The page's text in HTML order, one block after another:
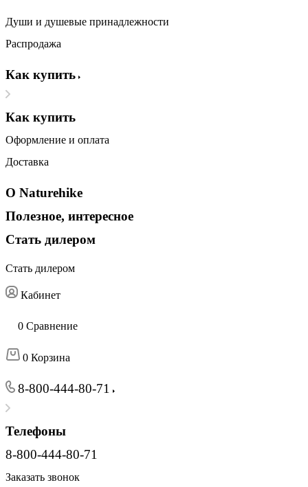
Души и душевые принадлежности
Распродажа
Как купить
Как купить
Оформление и оплата
Доставка
О Naturehike
Полезное, интересное
Стать дилером
Стать дилером
Кабинет
0 Сравнение
0 Корзина
8-800-444-80-71
Телефоны
8-800-444-80-71
Заказать звонок